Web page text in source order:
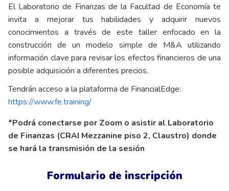
Formulario de inscripción
El Laboratorio de Finanzas de la Facultad de Economía te
invita a mejorar tus habilidades y adquirir nuevos
conocimientos a través de este taller enfocado en la
construcción de un modelo simple de M&A utilizando
información clave para revisar los efectos financieros de una
posible adquisición a diferentes precios.
Tendrán acceso a la plataforma de FinancialEdge:
https://www.fe.training/
*Podrá conectarse por Zoom o asistir al Laboratorio
de Finanzas (CRAI Mezzanine piso 2, Claustro) donde
se hará la transmisión de la sesión